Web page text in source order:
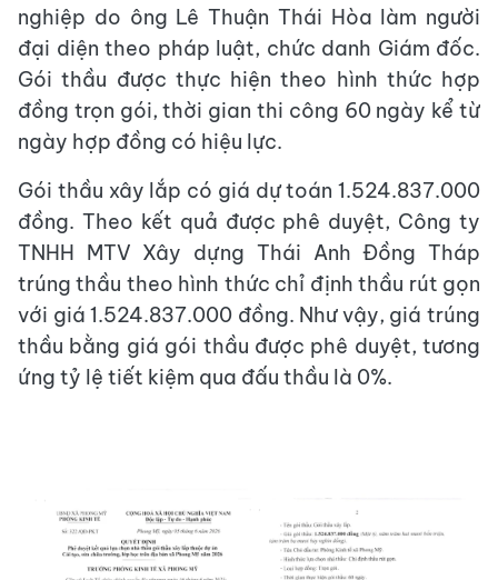
nghiệp do ông Lê Thuận Thái Hòa làm người
đại diện theo pháp luật, chức danh Giám đốc.
Gói thầu được thực hiện theo hình thức hợp
đồng trọn gói, thời gian thi công 60 ngày kể từ
ngày hợp đồng có hiệu lực.
Gói thầu xây lắp có giá dự toán 1.524.837.000
đồng. Theo kết quả được phê duyệt, Công ty
TNHH MTV Xây dựng Thái Anh Đồng Tháp
trúng thầu theo hình thức chỉ định thầu rút gọn
với giá 1.524.837.000 đồng. Như vậy, giá trúng
thầu bằng giá gói thầu được phê duyệt, tương
ứng tỷ lệ tiết kiệm qua đấu thầu là 0%.